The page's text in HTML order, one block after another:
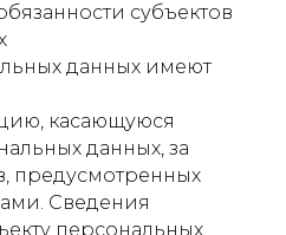
субъектов
данных имеют
касающуюся
данных, за
предусмотренных
Сведения
персональных